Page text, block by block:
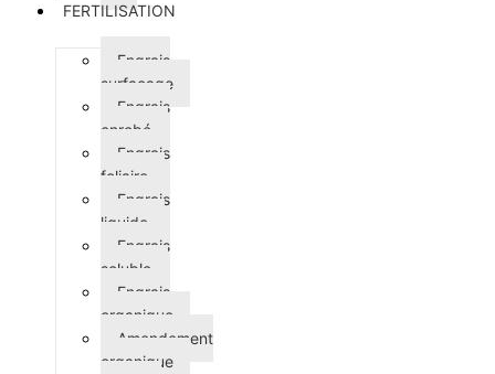
FERTILISATION
Engrais
surfaçage
Engrais
enrobé
Engrais
foliaire
Engrais
liquide
Engrais
soluble
Engrais
organique
Amendement
organique